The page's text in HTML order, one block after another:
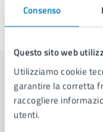
Consenso
Questo sito web
Utilizziamo cookie
garantire la corretta
raccogliere
utenti.
Ultimo aggiornamento: